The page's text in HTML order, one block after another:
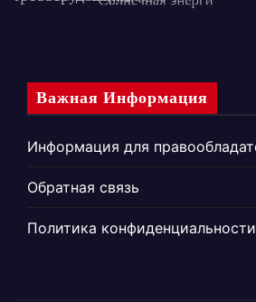
Важная Информация
Информация для
Обратная связь
Политика конфиденциальности